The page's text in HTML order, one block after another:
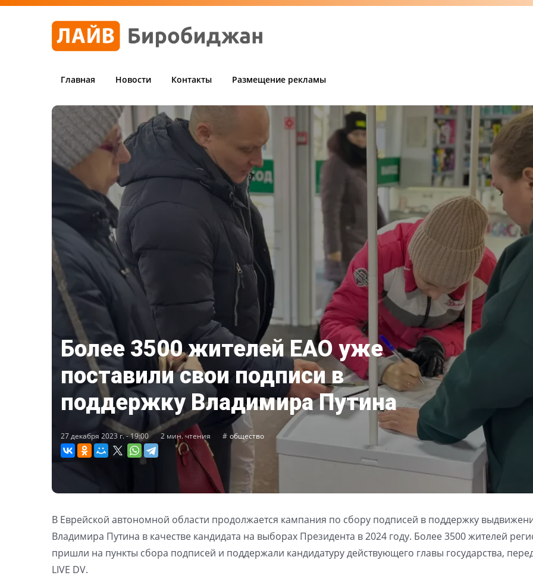
Главная Новости Контакты Размещение рекламы
Более 3500 жителей ЕАО уже
поставили свои подписи в
поддержку Владимира Путина
27 декабря 2023 г. - 19:00 2 мин. чтения общество
В Еврейской автономной области продолжается кампания по сбору подписей в поддержку
Владимира Путина в качестве кандидата на выборах Президента в 2024 году. Более 3500 жителей
пришли на пункты сбора подписей и поддержали кандидатуру действующего главы государства,
LIVE DV.